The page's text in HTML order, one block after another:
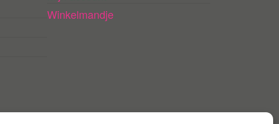
Winkelmandje